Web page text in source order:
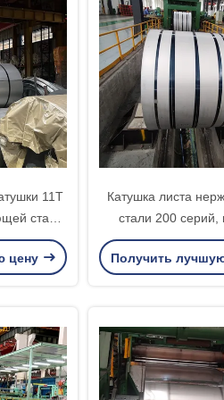
11Т
стали
9 -
цену
Катушка листа
стали 200 серий,
нержавеющей
катушки
Получить